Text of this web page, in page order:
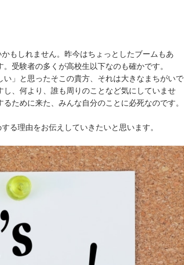
もしれません。昨今はちょっとしたブームもあ
受験者の多くが高校生以下なのも確かです。
い」と思ったそこの貴方、それは大きなまちがいで
、何より、誰も周りのことなど気にしていませ
ために来た、みんな自分のことに必死なのです。
る理由をお伝えしていきたいと思います。